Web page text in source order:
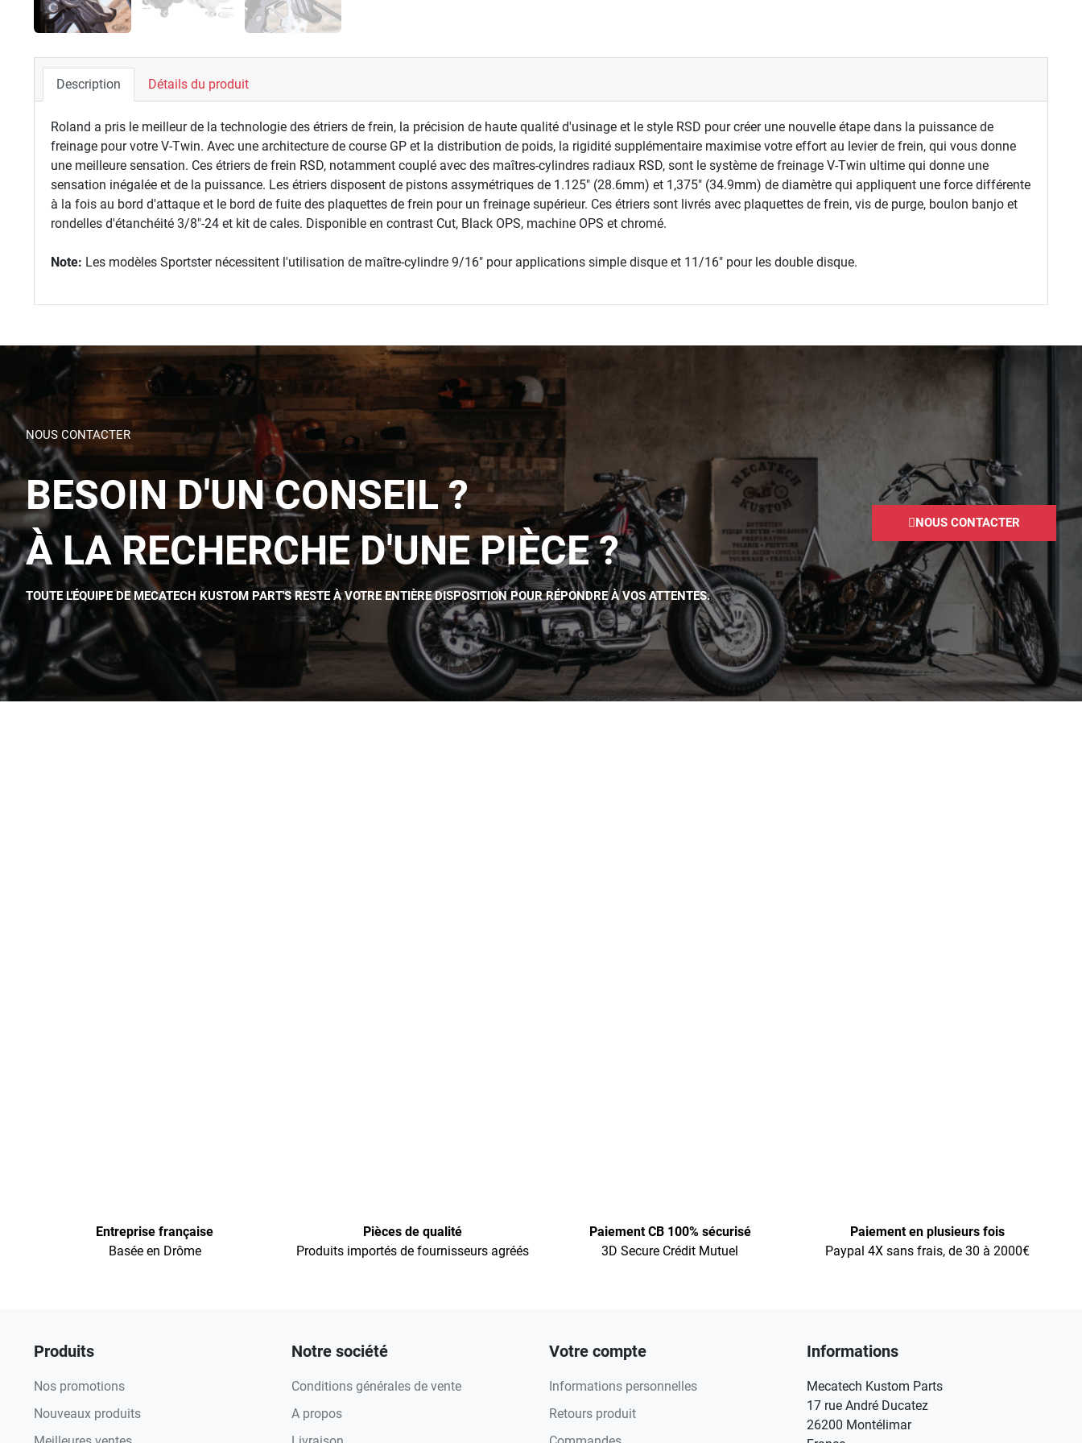
Description Détails du produit
Roland a pris le meilleur de la technologie des étriers de frein, la précision de haute qualité d'usinage et le style RSD pour créer une nouvelle étape dans la puissance de
freinage pour votre V-Twin. Avec une architecture de course GP et la distribution de poids, la rigidité supplémentaire maximise votre effort au levier de frein, qui vous donne
une meilleure sensation. Ces étriers de frein RSD, notamment couplé avec des maîtres-cylindres radiaux RSD, sont le système de freinage V-Twin ultime qui donne une
sensation inégalée et de la puissance. Les étriers disposent de pistons assymétriques de 1.125" (28.6mm) et 1,375" (34.9mm) de diamètre qui appliquent une force différente
à la fois au bord d'attaque et le bord de fuite des plaquettes de frein pour un freinage supérieur. Ces étriers sont livrés avec plaquettes de frein, vis de purge, boulon banjo et
rondelles d'étanchéité 3/8"-24 et kit de cales. Disponible en contrast Cut, Black OPS, machine OPS et chromé.
Note: Les modèles Sportster nécessitent l'utilisation de maître-cylindre 9/16" pour applications simple disque et 11/16" pour les double disque.
NOUS CONTACTER
BESOIN D'UN CONSEIL ?
À LA RECHERCHE D'UNE PIÈCE ?
TOUTE L'ÉQUIPE DE MECATECH KUSTOM PART'S RESTE À VOTRE ENTIÈRE DISPOSITION POUR RÉPONDRE À VOS ATTENTES.
NOUS CONTACTER
Entreprise française
Basée en Drôme
Pièces de qualité
Produits importés de fournisseurs agréés
Paiement CB 100% sécurisé
3D Secure Crédit Mutuel
Paiement en plusieurs fois
Paypal 4X sans frais, de 30 à 2000€
Produits
Nos promotions
Nouveaux produits
Notre société
Conditions générales de vente
A propos
Votre compte
Informations personnelles
Retours produit
Informations
Mecatech Kustom Parts
17 rue André Ducatez
26200 Montélimar